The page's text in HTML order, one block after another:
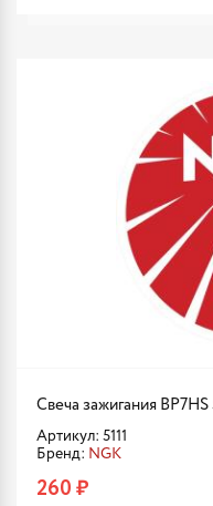
Свеча зажигания BP7HS
Артикул: 5111
Бренд: NGK
260 ₽